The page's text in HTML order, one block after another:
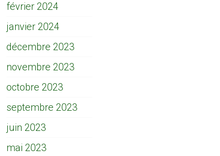
février 2024
janvier 2024
décembre 2023
novembre 2023
octobre 2023
septembre 2023
juin 2023
mai 2023